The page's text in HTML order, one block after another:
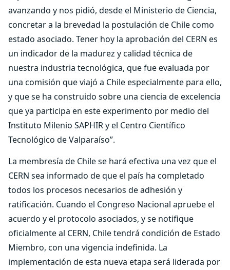
avanzando y nos pidió, desde el Ministerio de Ciencia,
concretar a la brevedad la postulación de Chile como
estado asociado. Tener hoy la aprobación del CERN es
un indicador de la madurez y calidad técnica de
nuestra industria tecnológica, que fue evaluada por
una comisión que viajó a Chile especialmente para ello,
y que se ha construido sobre una ciencia de excelencia
que ya participa en este experimento por medio del
Instituto Milenio SAPHIR y el Centro Científico
Tecnológico de Valparaíso”.
La membresía de Chile se hará efectiva una vez que el
CERN sea informado de que el país ha completado
todos los procesos necesarios de adhesión y
ratificación. Cuando el Congreso Nacional apruebe el
acuerdo y el protocolo asociados, y se notifique
oficialmente al CERN, Chile tendrá condición de Estado
Miembro, con una vigencia indefinida. La
implementación de esta nueva etapa será liderada por